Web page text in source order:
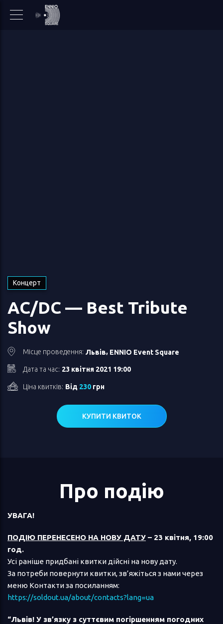
Концерт
AC/DC — Best Tribute
Show
Місце проведення: Львів, ENNIO Event Square
Дата та час: 23 квітня 2021 19:00
Ціна квитків: Від 230 грн
КУПИТИ КВИТОК
Про подію
УВАГА!
ПОДІЮ ПЕРЕНЕСЕНО НА НОВУ ДАТУ – 23 квітня, 19:00
год.
Усі раніше придбані квитки дійсні на нову дату.
За потреби повернути квитки, зв’яжіться з нами через
меню Контакти за посиланням:
https://soldout.ua/about/contacts?lang=ua
“Львів! У зв’язку з суттєвим погіршенням погодних